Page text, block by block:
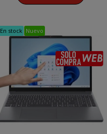
SÓLO COMPRA WEB
En stock Nuevo